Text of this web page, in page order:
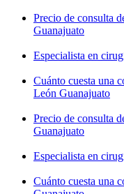
Precio de consulta
Guanajuato
Especialista en
Cuánto cuesta una
León Guanajuato
Precio de consulta
Guanajuato
Especialista en
Cuánto cuesta una